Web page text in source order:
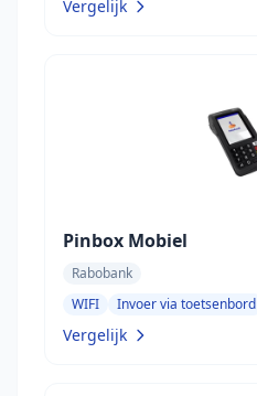
Vergelijk
Pinbox Mobiel
Rabobank
WIFI
Invoer via toetsenbord
Vergelijk